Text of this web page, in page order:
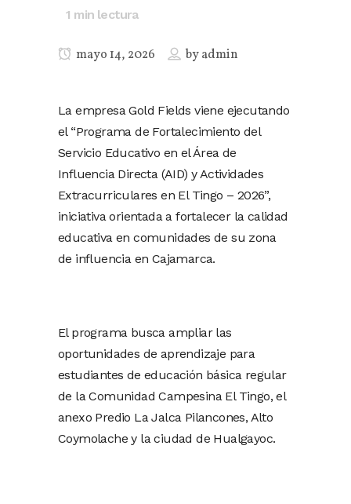
1 min lectura
mayo 14, 2026 byadmin
La empresa Gold Fields viene ejecutando
el “Programa de Fortalecimiento del
Servicio Educativo en el Área de
Influencia Directa (AID) y Actividades
Extracurriculares en El Tingo – 2026”,
iniciativa orientada a fortalecer la calidad
educativa en comunidades de su zona
de influencia en Cajamarca.
El programa busca ampliar las
oportunidades de aprendizaje para
estudiantes de educación básica regular
de la Comunidad Campesina El Tingo, el
anexo Predio La Jalca Pilancones, Alto
Coymolache y la ciudad de Hualgayoc.